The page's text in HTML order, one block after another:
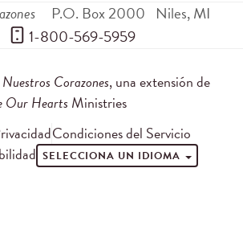
P.O. Box 2000 Niles,MI
1-800-569-5959
Corazones, una extensión de
Our Hearts Ministries
Condiciones del Servicio
SELECCIONA UN IDIOMA